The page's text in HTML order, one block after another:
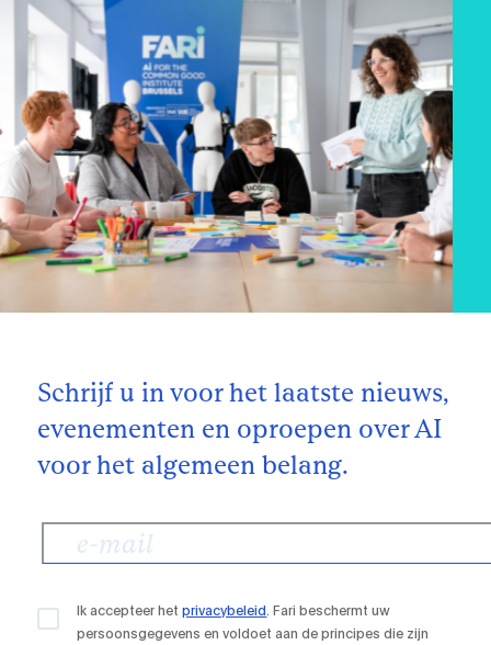
Schrijf u in voor het laatste nieuws,
evenementen en oproepen over AI
voor het algemeen belang.
Ik accepteer hetprivacybeleid . Fari beschermt uw
persoonsgegevens en voldoet aan de principes die zijn